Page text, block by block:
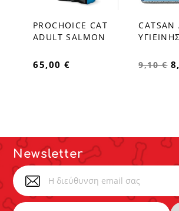
favorite_border
PROCHOICE CAT
ADULT SALMON
65,00 €
favorite_border
9,10 €
Newsletter